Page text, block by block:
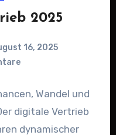
2025
16, 2025
Wandel und
digitale Vertrieb
dynamischer